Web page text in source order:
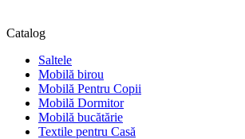
Catalog
Saltele
Mobilă birou
Mobilă Pentru Copii
Mobilă Dormitor
Mobilă bucătărie
Textile pentru Casă